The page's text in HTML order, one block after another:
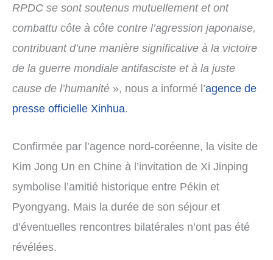
RPDC se sont soutenus mutuellement et ont
combattu côte à côte contre l’agression japonaise,
contribuant d’une manière significative à la victoire
de la guerre mondiale antifasciste et à la juste
cause de l’humanité », nous a informé l’agence de
presse officielle Xinhua.
Confirmée par l’agence nord-coréenne, la visite de
Kim Jong Un en Chine à l’invitation de Xi Jinping
symbolise l’amitié historique entre Pékin et
Pyongyang. Mais la durée de son séjour et
d’éventuelles rencontres bilatérales n’ont pas été
révélées.